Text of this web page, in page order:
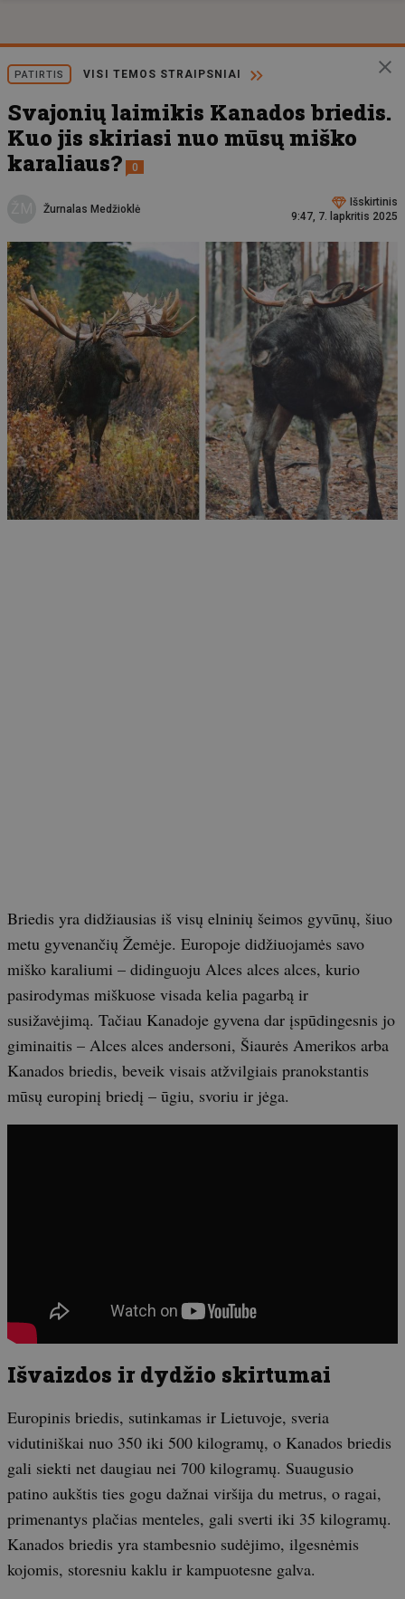
PATIRTIS VISI TEMOS STRAIPSNIAI
Svajonių laimikis Kanados briedis.
Kuo jis skiriasi nuo mūsų miško
karaliaus?
0
Žurnalas Medžioklė
Išskirtinis
9:47, 7. lapkritis 2025
Briedis yra didžiausias iš visų elninių šeimos gyvūnų, šiuo
metu gyvenančių Žemėje. Europoje didžiuojamės savo
miško karaliumi – didinguoju Alces alces alces, kurio
pasirodymas miškuose visada kelia pagarbą ir
susižavėjimą. Tačiau Kanadoje gyvena dar įspūdingesnis jo
giminaitis – Alces alces andersoni, Šiaurės Amerikos arba
Kanados briedis, beveik visais atžvilgiais pranokstantis
mūsų europinį briedį – ūgiu, svoriu ir jėga.
Išvaizdos ir dydžio skirtumai
Europinis briedis, sutinkamas ir Lietuvoje, sveria
vidutiniškai nuo 350 iki 500 kilogramų, o Kanados briedis
gali siekti net daugiau nei 700 kilogramų. Suaugusio
patino aukštis ties gogu dažnai viršija du metrus, o ragai,
primenantys plačias menteles, gali sverti iki 35 kilogramų.
Kanados briedis yra stambesnio sudėjimo, ilgesnėmis
kojomis, storesniu kaklu ir kampuotesne galva.